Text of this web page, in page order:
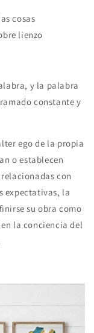
cosas
lienzo
y la palabra
constante y
ego de la propia
o establecen
con
expectativas, la
su obra como
la conciencia del